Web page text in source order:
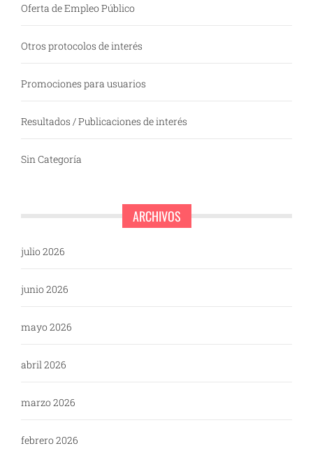
Oferta de Empleo Público
Otros protocolos de interés
Promociones para usuarios
Resultados / Publicaciones de interés
Sin Categoría
ARCHIVOS
julio 2026
junio 2026
mayo 2026
abril 2026
marzo 2026
febrero 2026